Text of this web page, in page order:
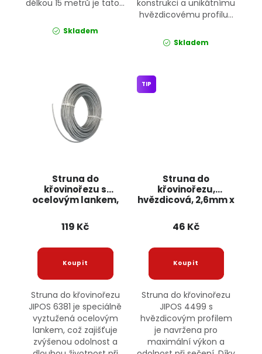
délkou 15 metrů je tato...
Skladem
konstrukci a unikátnímu
hvězdicovému profilu...
Skladem
Struna do
křovinořezu s
ocelovým lankem,
JIPOS
119 Kč
Struna do křovinořezu
JIPOS 6381 je speciálně
vyztužená ocelovým
lankem, což zajišťuje
zvýšenou odolnost a
Struna do
křovinořezu,
hvězdicová, 2,6mm x
TIP
46 Kč
Struna do křovinořezu
JIPOS 4499 s
hvězdicovým profilem
je navržena pro
maximální výkon a